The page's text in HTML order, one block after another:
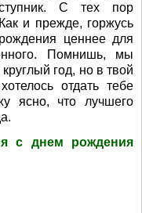
С тех пор
и прежде, горжусь
ценнее для
Помнишь, мы
год, но в твой
отдать тебе
ясно, что лучшего
с днем рождения